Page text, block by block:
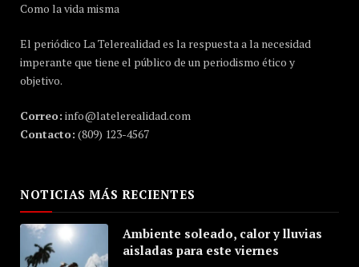
Como la vida misma
El periódico La Telerealidad es la respuesta a la necesidad
imperante que tiene el público de un periodismo ético y
objetivo.
Correo: info@latelerealidad.com
Contacto: (809) 123-4567
NOTICIAS MÁS RECIENTES
Ambiente soleado, calor y lluvias
aisladas para este viernes